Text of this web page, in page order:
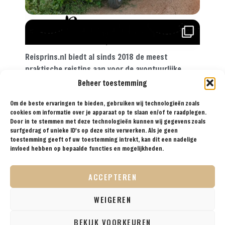
Beheer toestemming
Om de beste ervaringen te bieden, gebruiken wij technologieën zoals
cookies om informatie over je apparaat op te slaan en/of te raadplegen.
Door in te stemmen met deze technologieën kunnen wij gegevens zoals
surfgedrag of unieke ID's op deze site verwerken. Als je geen
toestemming geeft of uw toestemming intrekt, kan dit een nadelige
invloed hebben op bepaalde functies en mogelijkheden.
ACCEPTEREN
WEIGEREN
BEKIJK VOORKEUREN
Reisprins.nl biedt al sinds 2018 de meest
praktische reistips aan voor de avontuurlijke
reiziger. Met onze tips, reisroutes en
BESTEMMINGEN
TIPSREISVERSLAGEN
OVER
ONS
SAMENWERKEN
VOLG ONS OP SOCIAL